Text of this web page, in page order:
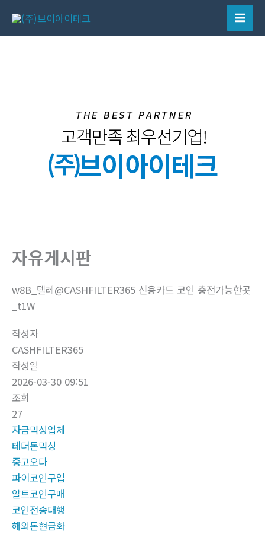
츠
Main
자유게시판
w8B_텔레@CASHFILTER365 신용카드 코인 충전가능한곳
_t1W
작성자
CASHFILTER365
작성일
2026-03-30 09:51
조회
27
자금믹싱업체
테더돈믹싱
중고오다
파이코인구입
알트코인구매
코인전송대행
해외돈현금화